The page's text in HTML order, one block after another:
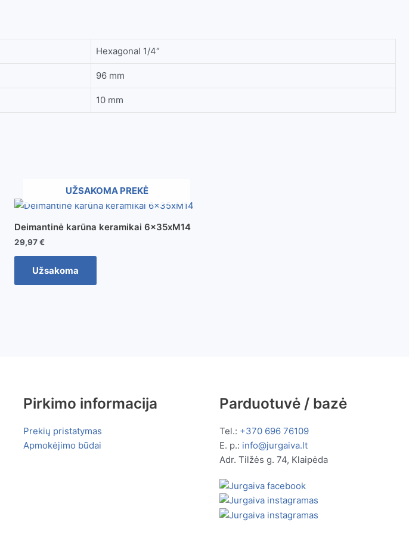
Hexagonal 1/4″
96 mm
10 mm
UŽSAKOMA PREKĖ
Deimantinė karūna keramikai 6x35xM14
29,97€
Užsakoma
Pirkimo informacija
Prekių pristatymas
Apmokėjimo būdai
Parduotuvė / bazė
Tel.: +370 696 76109
E. p.: info@jurgaiva.lt
Adr. Tilžės g. 74, Klaipėda